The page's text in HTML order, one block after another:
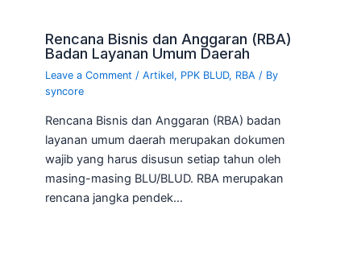
Rencana Bisnis dan Anggaran (RBA)
Badan Layanan Umum Daerah
Leave a Comment /Artikel, PPK BLUD, RBA / By
syncore
Rencana Bisnis dan Anggaran (RBA) badan
layanan umum daerah merupakan dokumen
wajib yang harus disusun setiap tahun oleh
masing-masing BLU/BLUD. RBA merupakan
rencana jangka pendek…